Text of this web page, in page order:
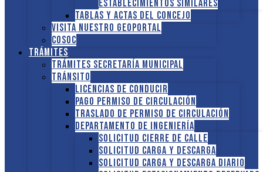
establecimientos similares
Tablas y Actas del Concejo
Visita nuestro GEOPORTAL
COSOC
Trámites
Trámites Secretaría Municipal
Tránsito
Licencias de conducir
Pago Permiso de Circulación
Traslado de Permiso de circulación
Departamento de Ingeniería
Solicitud Cierre de calle
Solicitud Carga y descarga
Solicitud Carga y descarga diario